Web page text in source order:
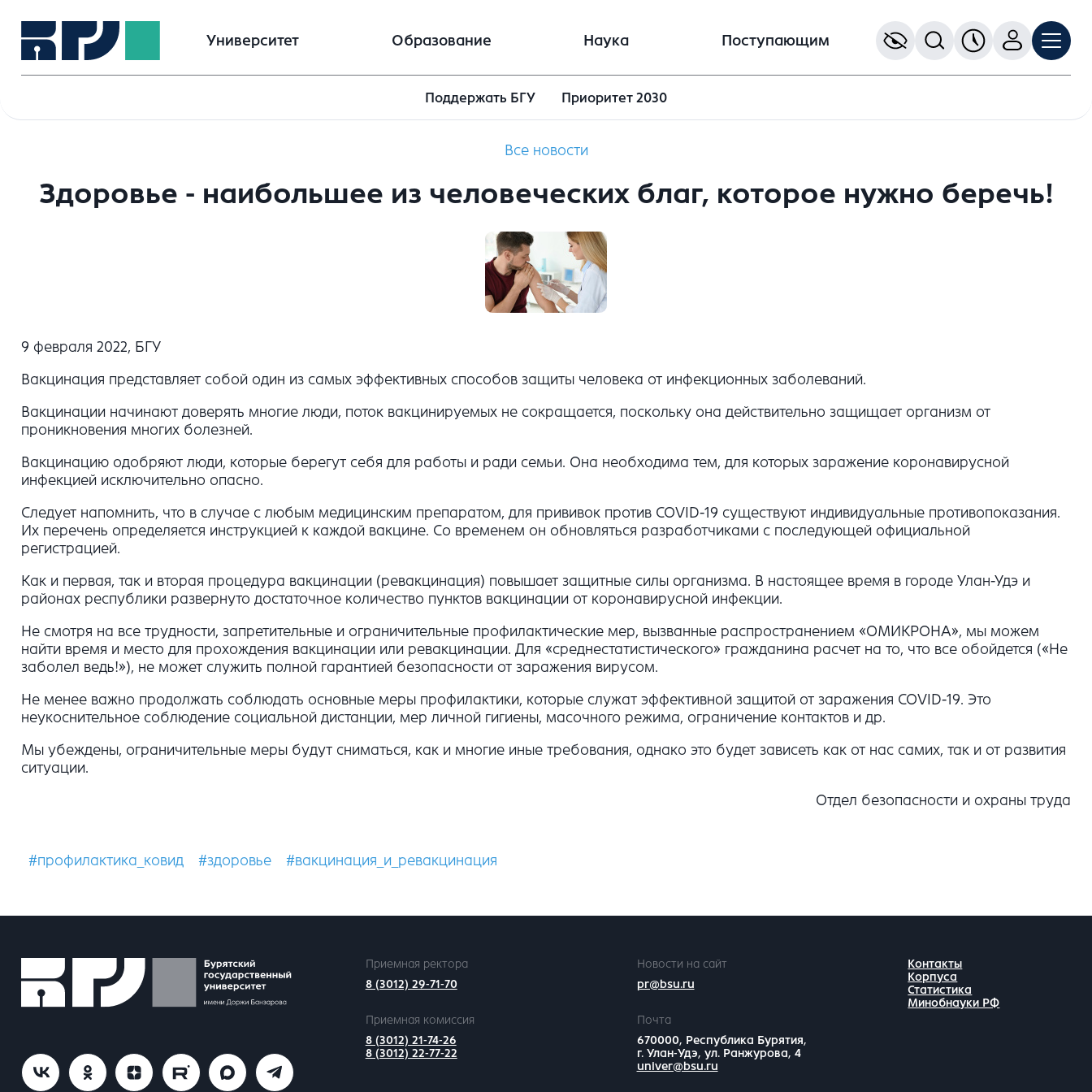
Университет Образование Наука Поступающим
Поддержать БГУ Приоритет 2030
Все новости
Здоровье - наибольшее из человеческих благ, которое нужно беречь!
9 февраля 2022, БГУ
Вакцинация представляет собой один из самых эффективных способов защиты человека от инфекционных заболеваний.
Вакцинации начинают доверять многие люди, поток вакцинируемых не сокращается, поскольку она действительно защищает организм от
проникновения многих болезней.
Вакцинацию одобряют люди, которые берегут себя для работы и ради семьи. Она необходима тем, для которых заражение коронавирусной
инфекцией исключительно опасно.
Следует напомнить, что в случае с любым медицинским препаратом, для прививок против COVID-19 существуют индивидуальные противопоказания.
Их перечень определяется инструкцией к каждой вакцине. Со временем он обновляться разработчиками с последующей официальной
регистрацией.
Как и первая, так и вторая процедура вакцинации (ревакцинация) повышает защитные силы организма. В настоящее время в городе Улан-Удэ и
районах республики развернуто достаточное количество пунктов вакцинации от коронавирусной инфекции.
Не смотря на все трудности, запретительные и ограничительные профилактические мер, вызванные распространением «ОМИКРОНА», мы можем
найти время и место для прохождения вакцинации или ревакцинации. Для «среднестатистического» гражданина расчет на то, что все обойдется («Не
заболел ведь!»), не может служить полной гарантией безопасности от заражения вирусом.
Не менее важно продолжать соблюдать основные меры профилактики, которые служат эффективной защитой от заражения COVID-19. Это
неукоснительное соблюдение социальной дистанции, мер личной гигиены, масочного режима, ограничение контактов и др.
Мы убеждены, ограничительные меры будут сниматься, как и многие иные требования, однако это будет зависеть как от нас самих, так и от развития
ситуации.
Отдел безопасности и охраны труда
#профилактика_ковид #здоровье #вакцинация_и_ревакцинация
Приемная ректора
8 (3012) 29-71-70
Новости на сайт
pr@bsu.ru
Приемная комиссия
8 (3012) 21-74-26
8 (3012) 22-77-22
Почта
670000, Республика Бурятия,
г. Улан-Удэ, ул. Ранжурова, 4
univer@bsu.ru
Контакты
Корпуса
Статистика
Минобнауки РФ